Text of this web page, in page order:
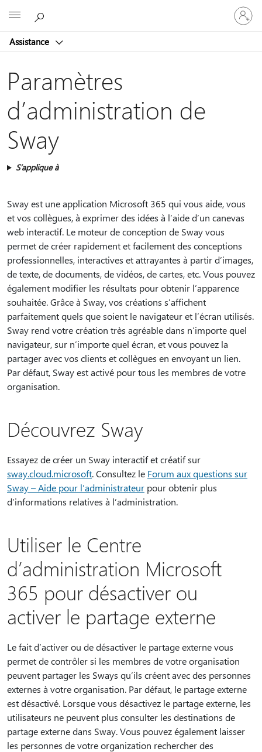
Assistance
vous
à
compte
Paramètres
d’administration de
Sway
S’applique à
Sway est une application Microsoft 365 qui vous aide, vous
et vos collègues, à exprimer des idées à l’aide d’un canevas
web interactif. Le moteur de conception de Sway vous
permet de créer rapidement et facilement des conceptions
professionnelles, interactives et attrayantes à partir d’images,
de texte, de documents, de vidéos, de cartes, etc. Vous pouvez
également modifier les résultats pour obtenir l’apparence
souhaitée. Grâce à Sway, vos créations s’affichent
parfaitement quels que soient le navigateur et l’écran utilisés.
Sway rend votre création très agréable dans n’importe quel
navigateur, sur n’importe quel écran, et vous pouvez la
partager avec vos clients et collègues en envoyant un lien.
Par défaut, Sway est activé pour tous les membres de votre
organisation.
Découvrez Sway
Essayez de créer un Sway interactif et créatif sur
sway.cloud.microsoft. Consultez le Forum aux questions sur
Sway – Aide pour l’administrateur pour obtenir plus
d’informations relatives à l’administration.
Utiliser le Centre
d’administration Microsoft
365 pour désactiver ou
activer le partage externe
Le fait d’activer ou de désactiver le partage externe vous
permet de contrôler si les membres de votre organisation
peuvent partager les Sways qu’ils créent avec des personnes
externes à votre organisation. Par défaut, le partage externe
est désactivé. Lorsque vous désactivez le partage externe, les
utilisateurs ne peuvent plus consulter les destinations de
partage externe dans Sway. Vous pouvez également laisser
les personnes de votre organization rechercher des